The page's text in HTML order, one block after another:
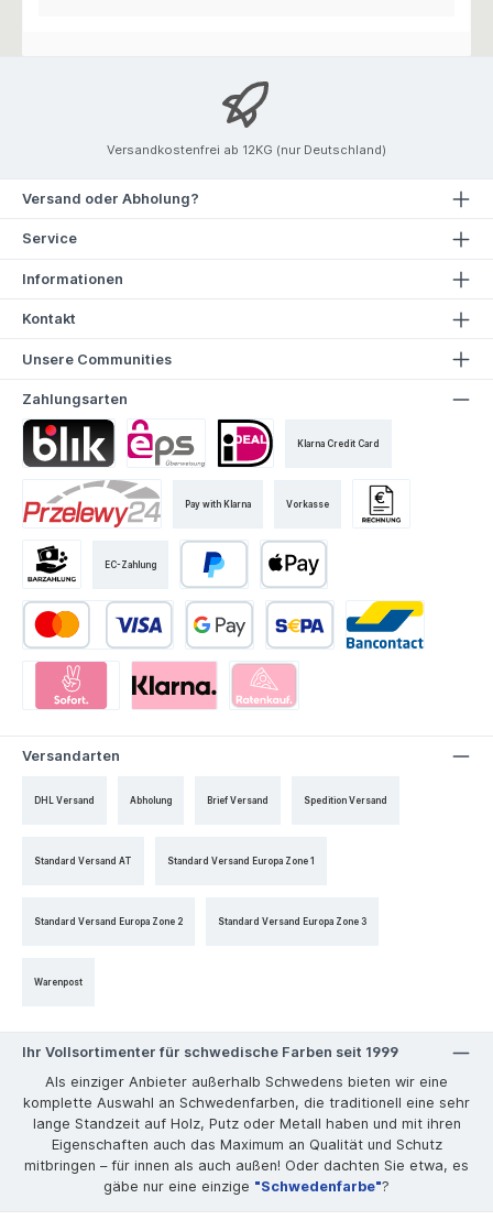
Versandkostenfrei ab 12KG (nur Deutschland)
Versand oder Abholung?
Service
Informationen
Kontakt
Unsere Communities
Zahlungsarten
Klarna Credit Card
Pay with Klarna Vorkasse
EC-Zahlung
Versandarten
DHL Versand Abholung Brief Versand Spedition Versand
Standard Versand AT Standard Versand Europa Zone 1
Standard Versand Europa Zone 2 Standard Versand Europa Zone 3
Warenpost
Ihr Vollsortimenter für schwedische Farben seit 1999
Als einziger Anbieter außerhalb Schwedens bieten wir eine
komplette Auswahl an Schwedenfarben, die traditionell eine sehr
lange Standzeit auf Holz, Putz oder Metall haben und mit ihren
Eigenschaften auch das Maximum an Qualität und Schutz
mitbringen – für innen als auch außen! Oder dachten Sie etwa, es
gäbe nur eine einzige "Schwedenfarbe"?